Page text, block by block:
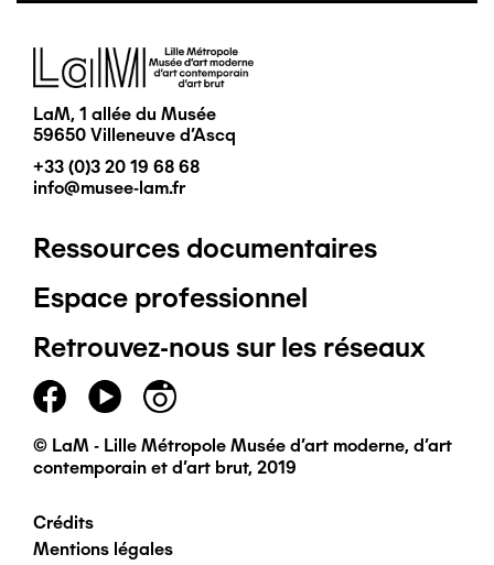
Image
LaM, 1 allée du Musée
59650 Villeneuve d'Ascq
+33 (0)3 20 19 68 68
info@musee-lam.fr
Pied
de
page
principal
Ressources documentaires
Espace professionnel
Retrouvez-nous sur les réseaux
© LaM - Lille Métropole Musée d'art moderne, d'art
contemporain et d'art brut, 2019
Pied
Crédits
Mentions légales